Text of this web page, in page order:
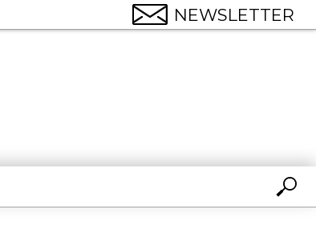
NEWSLETTER